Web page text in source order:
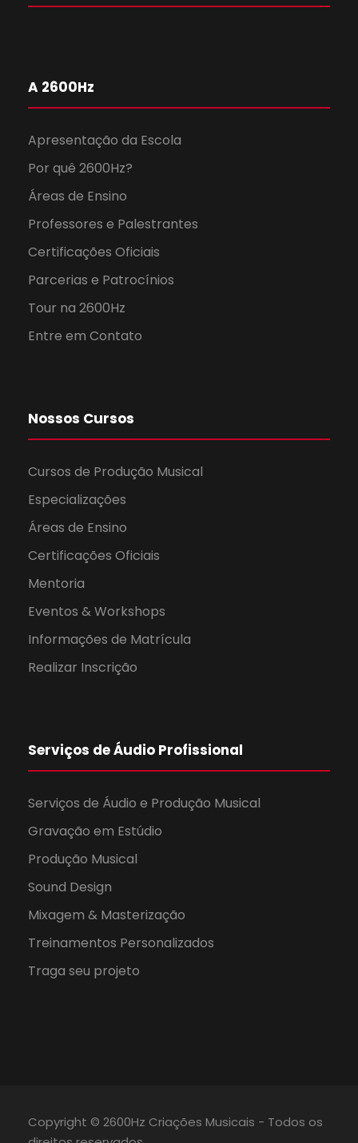
A 2600Hz
Apresentação da Escola
Por quê 2600Hz?
Áreas de Ensino
Professores e Palestrantes
Certificações Oficiais
Parcerias e Patrocínios
Tour na 2600Hz
Entre em Contato
Nossos Cursos
Cursos de Produção Musical
Especializações
Áreas de Ensino
Certificações Oficiais
Mentoria
Eventos & Workshops
Informações de Matrícula
Realizar Inscrição
Serviços de Áudio Profissional
Serviços de Áudio e Produção Musical
Gravação em Estúdio
Produção Musical
Sound Design
Mixagem & Masterização
Treinamentos Personalizados
Traga seu projeto
Copyright © 2600Hz Criações Musicais - Todos os